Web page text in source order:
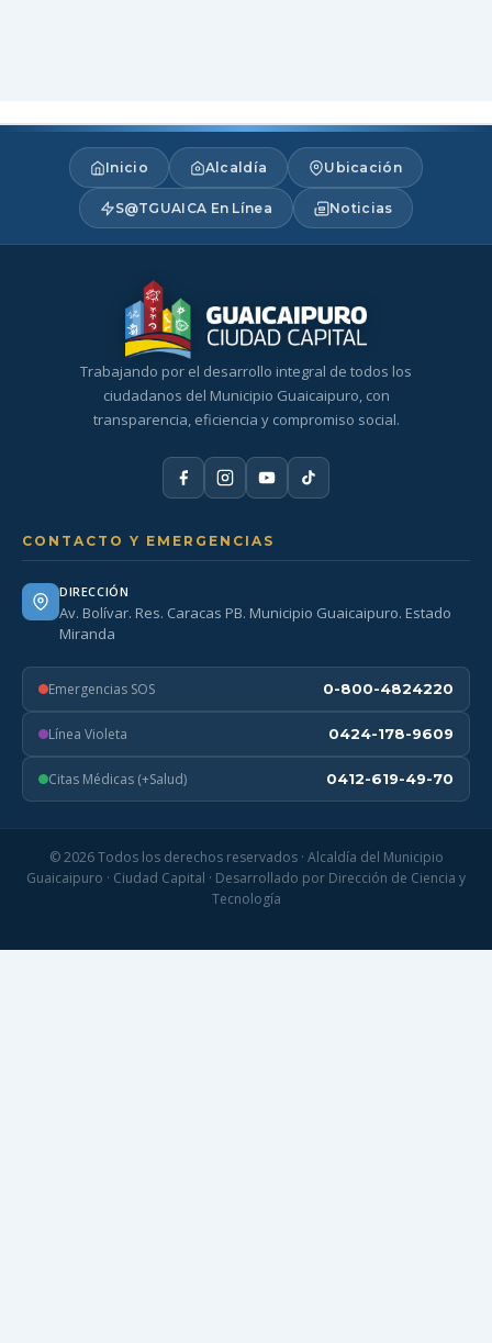
Inicio Alcaldía Ubicación
S@TGUAICA En Línea Noticias
Trabajando por el desarrollo integral de todos los
ciudadanos del Municipio Guaicaipuro, con
transparencia, eficiencia y compromiso social.
CONTACTO Y EMERGENCIAS
DIRECCIÓN
Av. Bolívar. Res. Caracas PB. Municipio Guaicaipuro. Estado
Miranda
Emergencias SOS 0-800-4824220
Línea Violeta 0424-178-9609
Citas Médicas (+Salud) 0412-619-49-70
© 2026 Todos los derechos reservados · Alcaldía del Municipio
Guaicaipuro · Ciudad Capital · Desarrollado por Dirección de Ciencia y
Tecnología